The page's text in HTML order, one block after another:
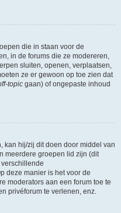
die in staan voor de
in de forums die ze modereren,
sluiten, openen, verplaatsen,
ze er gewoon op toe zien dat
topic gaan) of ongepaste inhoud
kan hij/zij dit doen door middel van
meerdere groepen lid zijn (dit
deze manier is het voor de
moderators aan een forum toe te
privéforum te verlenen, enz.